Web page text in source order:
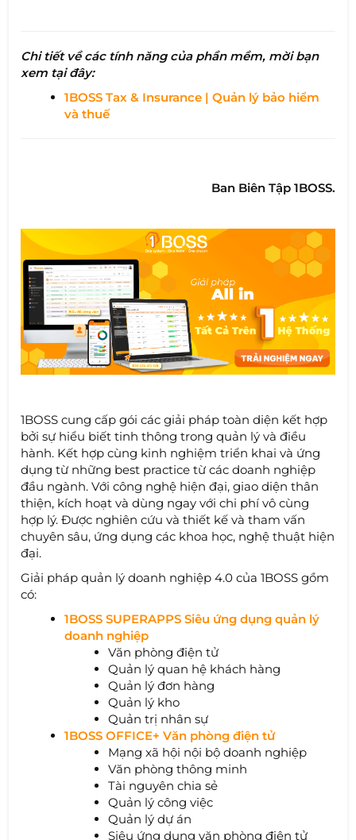
Chi tiết về các tính năng của phần mềm, mời bạn
xem tại đây:
1BOSS Tax & Insurance | Quản lý bảo hiểm
và thuế
Ban Biên Tập 1BOSS.
1BOSS cung cấp gói các giải pháp toàn diện kết hợp
bởi sự hiểu biết tinh thông trong quản lý và điều
hành. Kết hợp cùng kinh nghiệm triển khai và ứng
dụng từ những best practice từ các doanh nghiệp
đầu ngành. Với công nghệ hiện đại, giao diện thân
thiện, kích hoạt và dùng ngay với chi phí vô cùng
hợp lý. Được nghiên cứu và thiết kế và tham vấn
chuyên sâu, ứng dụng các khoa học, nghệ thuật hiện
đại.
Giải pháp quản lý doanh nghiệp 4.0 của 1BOSS gồm
có:
1BOSS SUPERAPPS Siêu ứng dụng quản lý
doanh nghiệp
Văn phòng điện tử
Quản lý quan hệ khách hàng
Quản lý đơn hàng
Quản lý kho
Quản trị nhân sự
1BOSS OFFICE+ Văn phòng điện tử
Mạng xã hội nội bộ doanh nghiệp
Văn phòng thông minh
Tài nguyên chia sẻ
Quản lý công việc
Quản lý dự án
Siêu ứng dụng văn phòng điện tử